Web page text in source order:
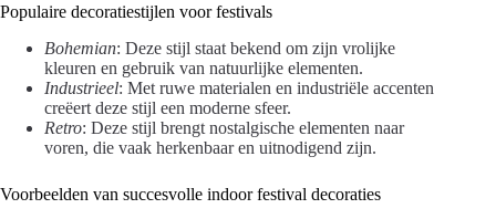
Populaire decoratiestijlen voor festivals
Bohemian: Deze stijl staat bekend om zijn vrolijke
kleuren en gebruik van natuurlijke elementen.
Industrieel: Met ruwe materialen en industriële accenten
creëert deze stijl een moderne sfeer.
Retro: Deze stijl brengt nostalgische elementen naar
voren, die vaak herkenbaar en uitnodigend zijn.
Voorbeelden van succesvolle indoor festival decoraties